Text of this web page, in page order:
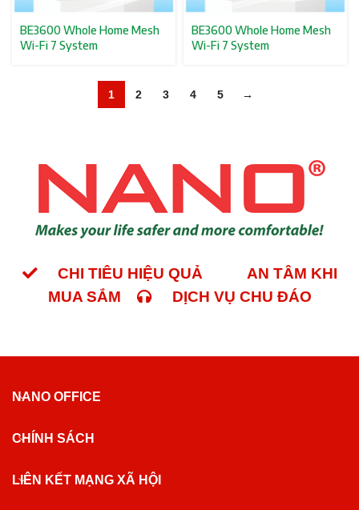
BE3600 Whole Home Mesh
Wi-Fi 7 System
BE3600 Whole Home Mesh
Wi-Fi 7 System
1 2 3 4 5 →
CHI TIÊU HIỆU QUẢ
AN TÂM KHI
MUA SẮM
DỊCH VỤ CHU ĐÁO
NANO OFFICE
CHÍNH SÁCH
LIÊN KẾT MẠNG XÃ HỘI